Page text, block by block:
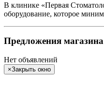
В клинике «Первая
оборудование, которое
Предложения магазина
Нет объявлений
×Закрыть окно